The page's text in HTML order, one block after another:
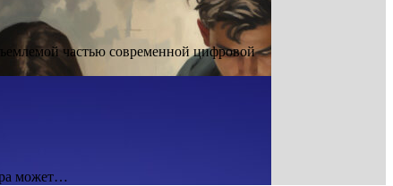
частью современной цифровой
может…